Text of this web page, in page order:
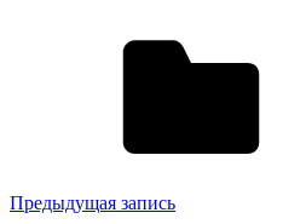
Навигация
Предыдущая запись